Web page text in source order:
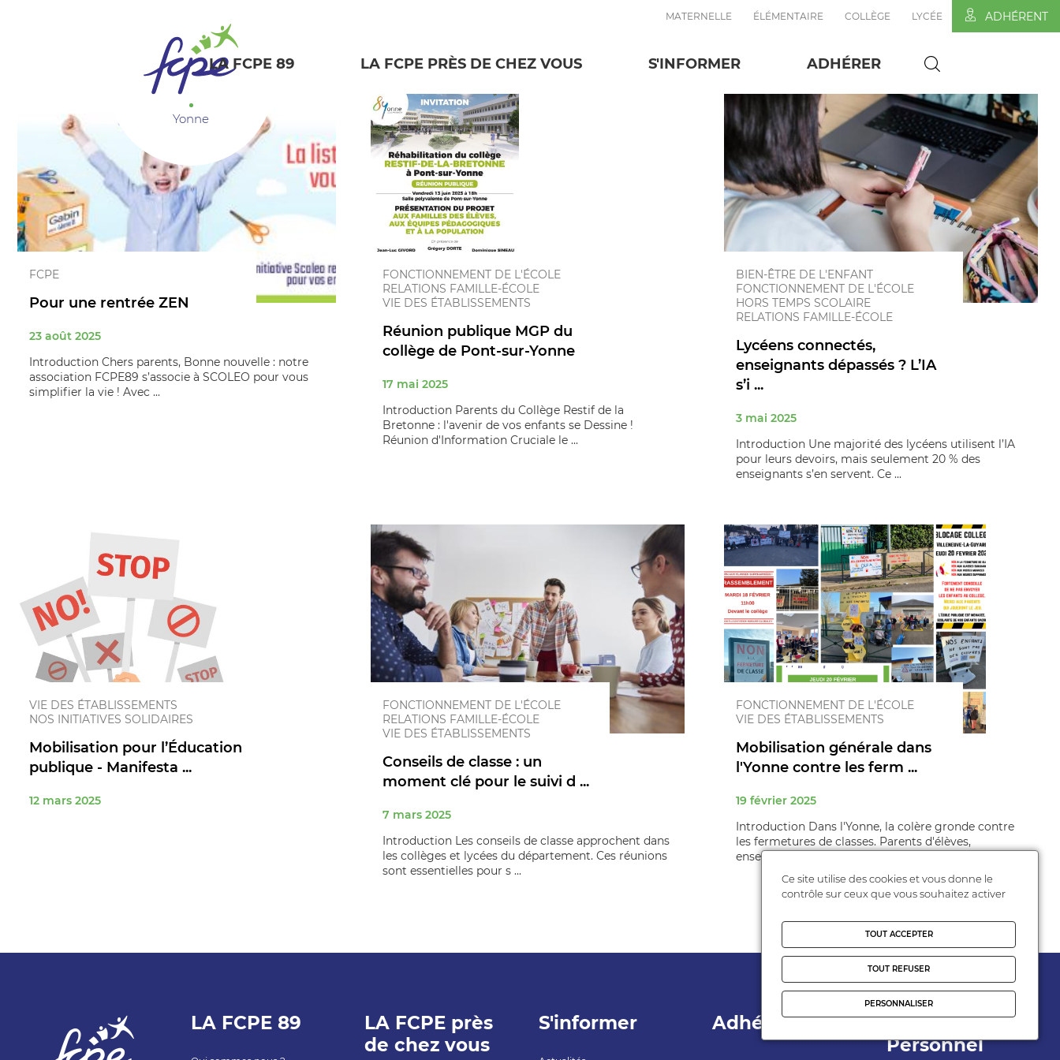
MATERNELLE ÉLÉMENTAIRE COLLÈGE LYCÉE ADHÉRENT
Yonne
LA FCPE 89 LA FCPE PRÈS DE CHEZ VOUS S'INFORMER ADHÉRER
Collège
FCPE
Pour une rentrée ZEN
23 août 2025
Introduction Chers parents, Bonne nouvelle : notre
association FCPE89 s’associe à SCOLEO pour vous
simplifier la vie ! Avec ...
FONCTIONNEMENT DE L'ÉCOLE
RELATIONS FAMILLE-ÉCOLE
VIE DES ÉTABLISSEMENTS
Réunion publique MGP du
collège de Pont-sur-Yonne
17 mai 2025
Introduction Parents du Collège Restif de la
Bretonne : l'avenir de vos enfants se Dessine !
Réunion d'Information Cruciale le ...
BIEN-ÊTRE DE L'ENFANT
FONCTIONNEMENT DE L'ÉCOLE
HORS TEMPS SCOLAIRE
RELATIONS FAMILLE-ÉCOLE
Lycéens connectés,
enseignants dépassés ? L’IA
s’i ...
3 mai 2025
Introduction Une majorité des lycéens utilisent l’IA
pour leurs devoirs, mais seulement 20 % des
enseignants s’en servent. Ce ...
VIE DES ÉTABLISSEMENTS
NOS INITIATIVES SOLIDAIRES
Mobilisation pour l’Éducation
publique - Manifesta ...
12 mars 2025
FONCTIONNEMENT DE L'ÉCOLE
RELATIONS FAMILLE-ÉCOLE
VIE DES ÉTABLISSEMENTS
Conseils de classe : un
moment clé pour le suivi d ...
7 mars 2025
Introduction Les conseils de classe approchent dans
les collèges et lycées du département. Ces réunions
sont essentielles pour s ...
FONCTIONNEMENT DE L'ÉCOLE
VIE DES ÉTABLISSEMENTS
Mobilisation générale dans
l'Yonne contre les ferm ...
19 février 2025
Introduction Dans l'Yonne, la colère gronde contre
les fermetures de classes. Parents d'élèves,
enseignants, élus locaux... to ...
LA FCPE 89
LA FCPE près
de chez vous
S'informer Adhérer
Espace
Personnel
Ce site utilise des cookies et vous donne le
contrôle sur ceux que vous souhaitez activer
TOUT ACCEPTER
TOUT REFUSER
PERSONNALISER